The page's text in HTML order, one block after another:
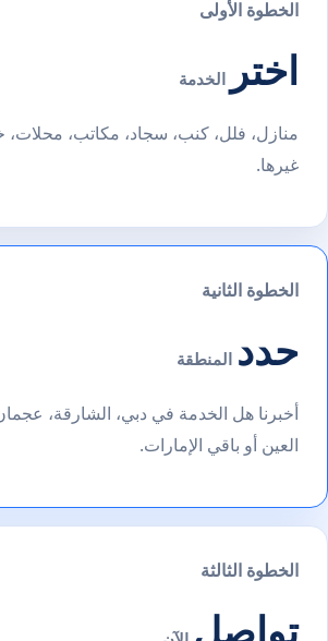
الخطوة الأولى
اختر الخدمة
منازل، فلل، كنب، سجاد، مكاتب، محلات،
غيرها.
الخطوة الثانية
حدد المنطقة
أخبرنا هل الخدمة في دبي، الشارقة،
العين أو باقي الإمارات.
الخطوة الثالثة